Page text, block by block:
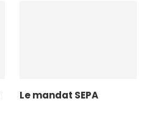
Le mandat SEPA